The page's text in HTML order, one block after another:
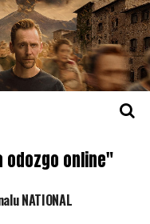
odozgo online"
NATIONAL